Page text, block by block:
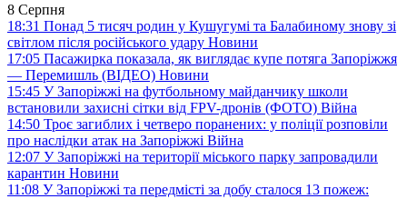
8 Серпня
18:31 Понад 5 тисяч родин у Кушугумі та Балабиному знову зі
світлом після російського удару Новини
17:05 Пасажирка показала, як виглядає купе потяга Запоріжжя
— Перемишль (ВІДЕО) Новини
15:45 У Запоріжжі на футбольному майданчику школи
встановили захисні сітки від FPV-дронів (ФОТО) Війна
14:50 Троє загиблих і четверо поранених: у поліції розповіли
про наслідки атак на Запоріжжі Війна
12:07 У Запоріжжі на території міського парку запровадили
карантин Новини
11:08 У Запоріжжі та передмісті за добу сталося 13 пожеж: